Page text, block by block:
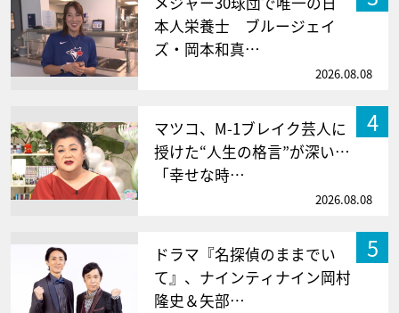
本人栄養士 ブルージェイ
ズ・岡本和真…
2026.08.08
4
マツコ、M-1ブレイク芸人に
授けた“人生の格言”が深い…
「幸せな時…
2026.08.08
5
ドラマ『名探偵のままでい
て』、ナインティナイン岡村
隆史＆矢部…